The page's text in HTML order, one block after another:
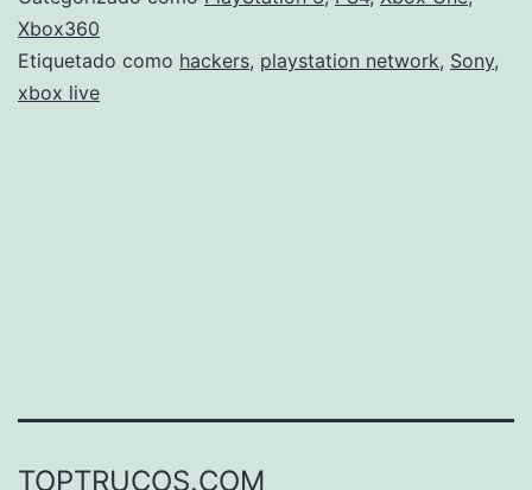
Xbox360
Etiquetado como hackers, playstation network, Sony,
xbox live
TOPTRUCOS.COM